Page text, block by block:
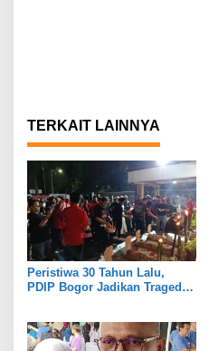
TERKAIT LAINNYA
Peristiwa 30 Tahun Lalu,
PDIP Bogor Jadikan Tragedi